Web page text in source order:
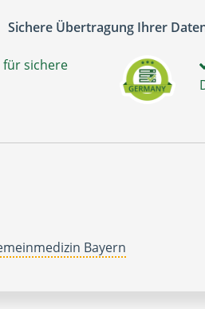
Sichere Übertragung Ihrer
für sichere
Bayern